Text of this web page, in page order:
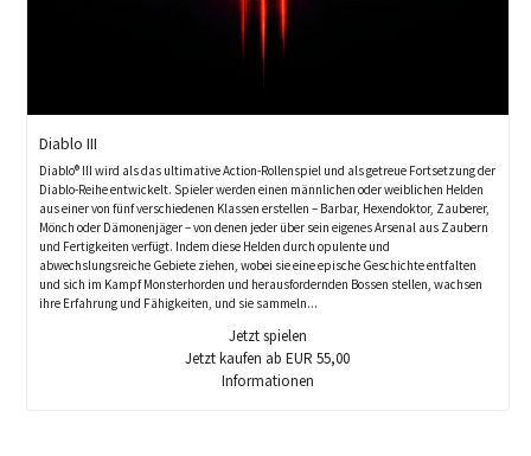
Diablo III
Diablo® III wird als das ultimative Action-Rollenspiel und als getreue Fortsetzung der
Diablo-Reihe entwickelt. Spieler werden einen männlichen oder weiblichen Helden
aus einer von fünf verschiedenen Klassen erstellen – Barbar, Hexendoktor, Zauberer,
Mönch oder Dämonenjäger – von denen jeder über sein eigenes Arsenal aus Zaubern
und Fertigkeiten verfügt. Indem diese Helden durch opulente und
abwechslungsreiche Gebiete ziehen, wobei sie eine epische Geschichte entfalten
und sich im Kampf Monsterhorden und herausfordernden Bossen stellen, wachsen
ihre Erfahrung und Fähigkeiten, und sie sammeln...
Jetzt spielen
Jetzt kaufen ab EUR 55,00
Informationen